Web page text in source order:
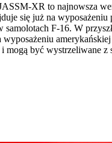
XR to najnowsza
się już na wyposażeniu
F-16. W
wyposażeniu
mogą być wystrzeliwane z